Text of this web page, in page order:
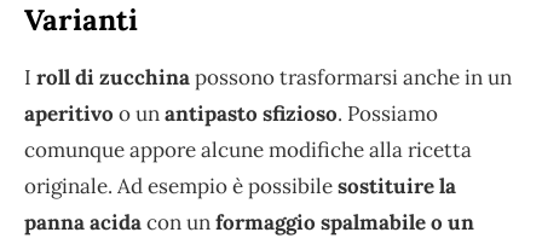
Varianti
I roll di zucchinapossono trasformarsi anche in un
aperitivo o unantipasto sfizioso. Possiamo
comunque appore alcune modifiche alla ricetta
originale. Ad esempio è possibilesostituire la
panna acidacon unformaggio spalmabile o un